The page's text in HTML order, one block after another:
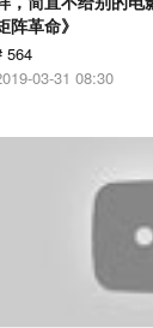
阵革命》
564
03-31 08:30